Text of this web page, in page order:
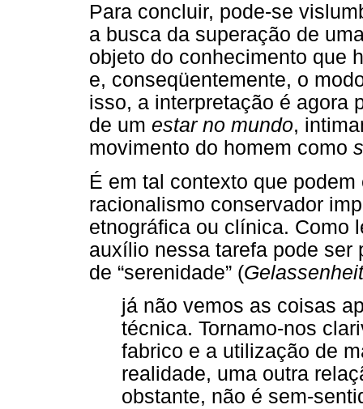
Para concluir, pode-se
a busca da superação de
objeto do conhecimento que
e, conseqüentemente, o
isso, a interpretação é agora
de um estar no mundo,
movimento do homem como
É em tal contexto que
racionalismo conservador
etnográfica ou clínica. Como
auxílio nessa tarefa pode ser
de “serenidade” (Gelassenheit
já não vemos as coisas
técnica. Tornamo-nos
fabrico e a utilização de
realidade, uma outra
obstante, não é sem-